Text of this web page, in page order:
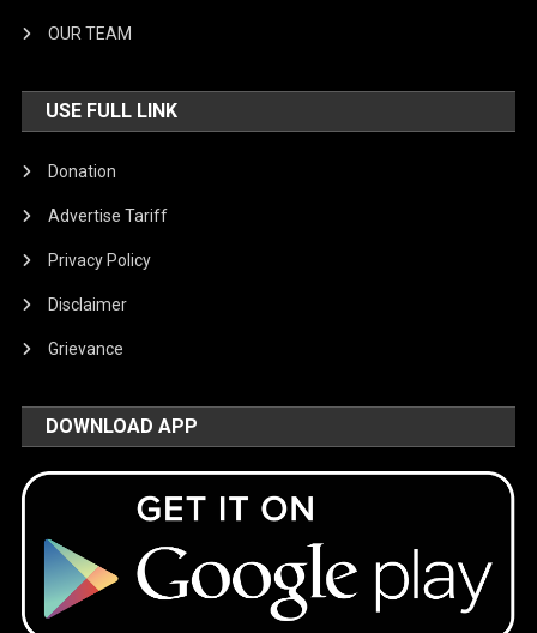
OUR TEAM
USE FULL LINK
Donation
Advertise Tariff
Privacy Policy
Disclaimer
Grievance
DOWNLOAD APP